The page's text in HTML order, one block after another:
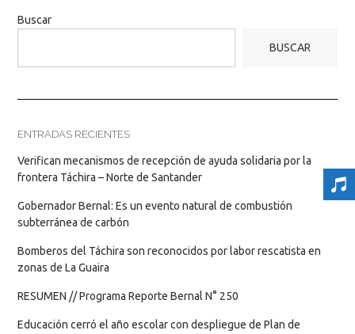
Buscar
BUSCAR
ENTRADAS RECIENTES
Verifican mecanismos de recepción de ayuda solidaria por la
frontera Táchira – Norte de Santander
Gobernador Bernal: Es un evento natural de combustión
subterránea de carbón
Bomberos del Táchira son reconocidos por labor rescatista en
zonas de La Guaira
RESUMEN // Programa Reporte Bernal N° 250
Educación cerró el año escolar con despliegue de Plan de